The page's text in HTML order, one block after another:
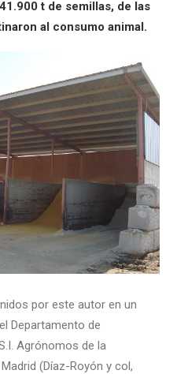
t de semillas, de las
al consumo animal.
por este autor en un
Departamento de
Agrónomos de la
(Díaz-Royón y col,